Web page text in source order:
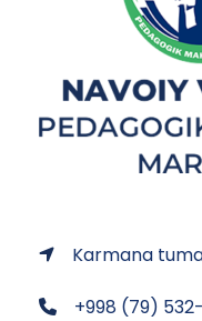
Karmana
+998 (79)